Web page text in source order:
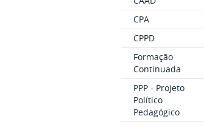
CPA
CPPD
Formação
Continuada
PPP - Projeto
Político
Pedagógico